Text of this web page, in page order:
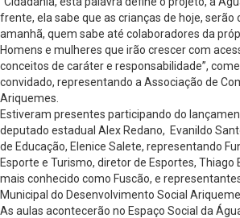
frente, ela sabe que as crianças de hoje, serão
amanhã, quem sabe até colaboradores da
Homens e mulheres que irão crescer com
conceitos de caráter e responsabilidade”,
convidado, representando a Associação de
Ariquemes.
Estiveram presentes participando do
deputado estadual Alex Redano, Evanildo
de Educação, Elenice Salete, representando
Esporte e Turismo, diretor de Esportes, Thiago
mais conhecido como Fuscão, e
Municipal do Desenvolvimento Social
As aulas acontecerão no Espaço Social da